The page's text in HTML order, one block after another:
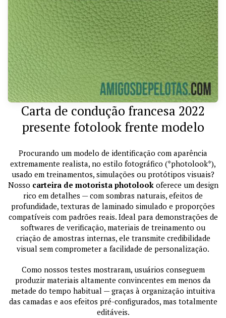
Carta de condução francesa 2022
presente fotolook frente modelo
Procurando um modelo de identificação com aparência
extremamente realista, no estilo fotográfico (*photolook*),
usado em treinamentos, simulações ou protótipos visuais?
Nosso carteira de motorista photolookoferece um design
rico em detalhes — com sombras naturais, efeitos de
profundidade, texturas de laminado simulado e proporções
compatíveis com padrões reais. Ideal para demonstrações de
softwares de verificação, materiais de treinamento ou
criação de amostras internas, ele transmite credibilidade
visual sem comprometer a facilidade de personalização.
Como nossos testes mostraram, usuários conseguem
produzir materiais altamente convincentes em menos da
metade do tempo habitual — graças à organização intuitiva
das camadas e aos efeitos pré-configurados, mas totalmente
editáveis.